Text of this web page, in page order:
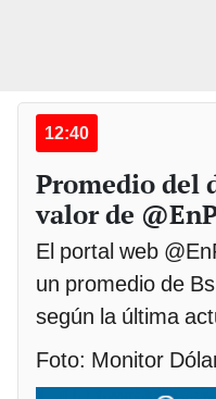
12:40
Promedio del
valor de
El portal web
un promedio de
según la última
Foto: Monitor